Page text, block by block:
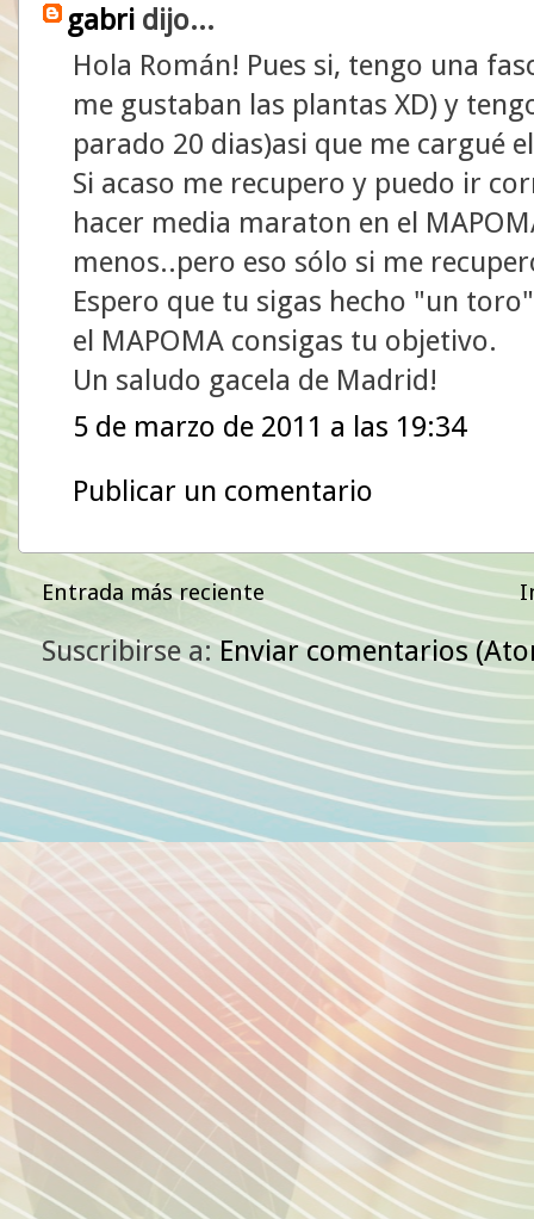
gabri dijo...
Hola Román! Pues si, tengo una
me gustaban las plantas XD) y
parado 20 dias)asi que me cargué
Si acaso me recupero y puedo ir
hacer media maraton en el
menos..pero eso sólo si me
Espero que tu sigas hecho "un
el MAPOMA consigas tu objetivo.
Un saludo gacela de Madrid!
5 de marzo de 2011 a las 19:34
Publicar un comentario
Entrada más reciente
Suscribirse a:Enviar comentarios